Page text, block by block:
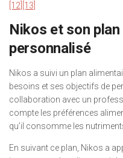
[12] [13]
Nikos et son
personnalisé
Nikos a suivi un plan
besoins et ses objectifs de
collaboration avec un
compte les préférences
qu’il consomme les
En suivant ce plan, Nikos a